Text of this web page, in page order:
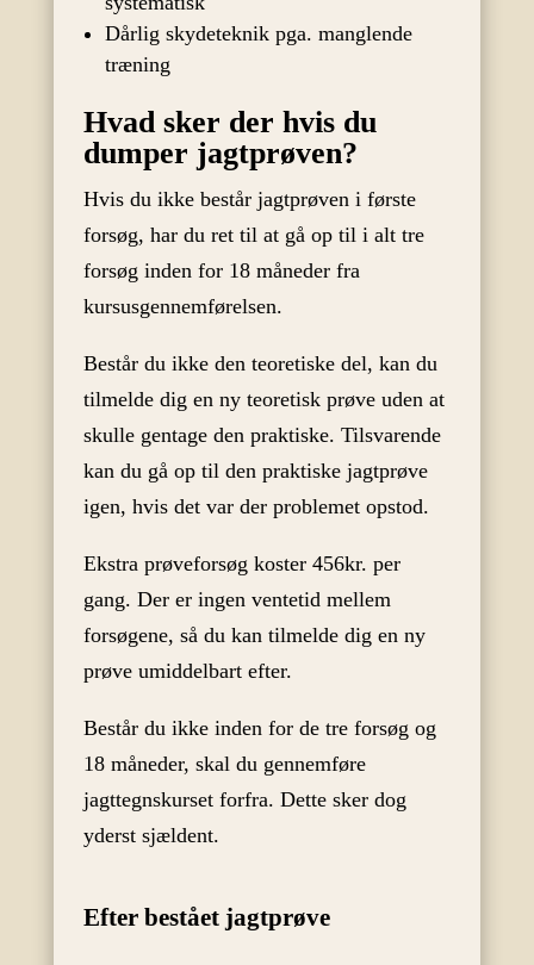
Dårlig skydeteknik pga. manglende
træning
Hvad sker der hvis du
dumper jagtprøven?
Hvis du ikke består jagtprøven i første
forsøg, har du ret til at gå op til i alt tre
forsøg inden for 18 måneder fra
kursusgennemførelsen.
Består du ikke den teoretiske del, kan du
tilmelde dig en ny teoretisk prøve uden at
skulle gentage den praktiske. Tilsvarende
kan du gå op til den praktiske jagtprøve
igen, hvis det var der problemet opstod.
Ekstra prøveforsøg koster 456kr. per
gang. Der er ingen ventetid mellem
forsøgene, så du kan tilmelde dig en ny
prøve umiddelbart efter.
Består du ikke inden for de tre forsøg og
18 måneder, skal du gennemføre
jagttegnskurset forfra. Dette sker dog
yderst sjældent.
Efter bestået jagtprøve